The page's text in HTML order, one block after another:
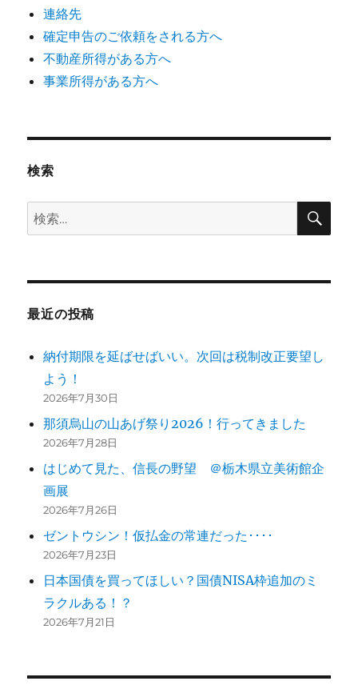
連絡先
確定申告のご依頼をされる方へ
不動産所得がある方へ
事業所得がある方へ
検索
検
索:
検
最近の投稿
納付期限を延ばせばいい。次回は税制改正要望し
よう！
2026年7月30日
那須烏山の山あげ祭り2026！行ってきました
2026年7月28日
はじめて見た、信長の野望 ＠栃木県立美術館企
画展
2026年7月26日
ゼントウシン！仮払金の常連だった････
2026年7月23日
日本国債を買ってほしい？国債NISA枠追加のミ
ラクルある！？
2026年7月21日